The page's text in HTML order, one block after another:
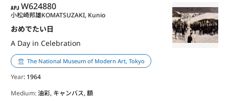
APJ
W624880
おめでたい日
A Day in Celebration
小松崎邦雄KOMATSUZAKI, Kunio
The National Museum of Modern Art, Tokyo
Year: 1964
Medium:油彩, キャンバス, 額